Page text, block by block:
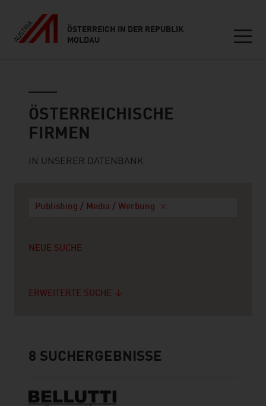
ÖSTERREICH IN DER REPUBLIK
MOLDAU
ÖSTERREICHISCHE
FIRMEN
IN UNSERER DATENBANK
Publishing / Media / Werbung
NEUE SUCHE
ERWEITERTE SUCHE
8 SUCHERGEBNISSE